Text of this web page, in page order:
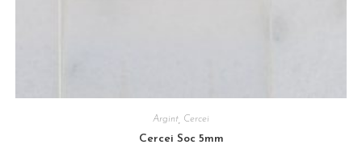
Argint Cercei
Cercei Soc 5mm